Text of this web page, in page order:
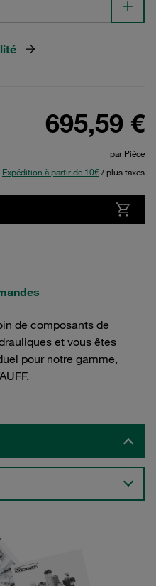
695,59 €
par Pièce
Expédition à partir de 10€/ plus taxes
de composants de
et vous êtes
pour notre gamme,